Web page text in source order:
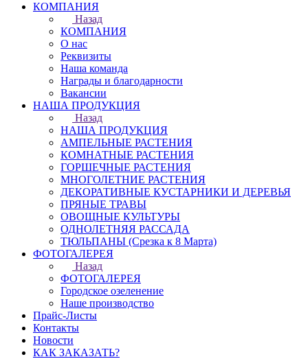
КОМПАНИЯ
Назад
КОМПАНИЯ
О нас
Реквизиты
Наша команда
Награды и благодарности
Вакансии
НАША ПРОДУКЦИЯ
Назад
НАША ПРОДУКЦИЯ
АМПЕЛЬНЫЕ РАСТЕНИЯ
КОМНАТНЫЕ РАСТЕНИЯ
ГОРШЕЧНЫЕ РАСТЕНИЯ
МНОГОЛЕТНИЕ РАСТЕНИЯ
ДЕКОРАТИВНЫЕ КУСТАРНИКИ И ДЕРЕВЬЯ
ПРЯНЫЕ ТРАВЫ
ОВОЩНЫЕ КУЛЬТУРЫ
ОДНОЛЕТНЯЯ РАССАДА
ТЮЛЬПАНЫ (Срезка к 8 Марта)
ФОТОГАЛЕРЕЯ
Назад
ФОТОГАЛЕРЕЯ
Городское озеленение
Наше производство
Прайс-Листы
Контакты
Новости
КАК ЗАКАЗАТЬ?